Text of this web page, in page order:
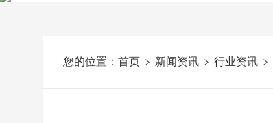
您的位置： 首页 新闻资讯 行业资讯